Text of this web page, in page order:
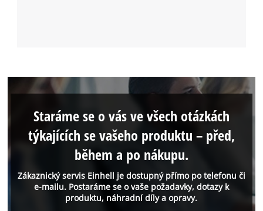
Zákaznický servis Einhell je dostupný přímo po telefonu či
e-mailu. Postaráme se o vaše požadavky, dotazy k
produktu, náhradní díly a opravy.
Staráme se o vás ve všech otázkách
týkajících se vašeho produktu – před,
během a po nákupu.